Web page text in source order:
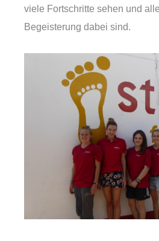
viele Fortschritte sehen und
Begeisterung dabei sind.